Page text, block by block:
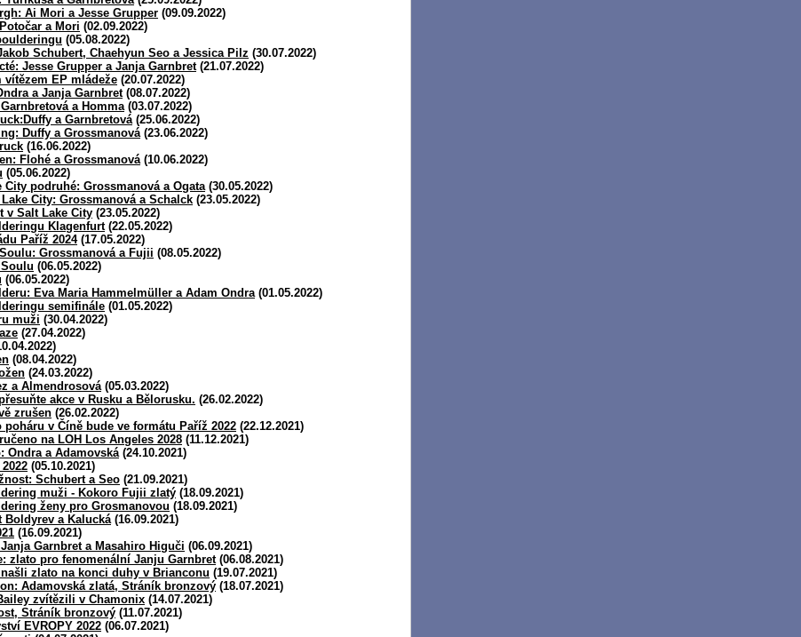
Ai Mori a Jesse Grupper (09.09.2022)
a Mori (02.09.2022)
(05.08.2022)
Schubert, Chaehyun Seo a Jessica Pilz (30.07.2022)
Jesse Grupper a Janja Garnbret(21.07.2022)
vítězem EP mládeže (20.07.2022)
a Janja Garnbret(08.07.2022)
a Homma(03.07.2022)
a Garnbretová(25.06.2022)
Duffy a Grossmanová(23.06.2022)
(16.06.2022)
Flohé a Grossmanová(10.06.2022)
(05.06.2022)
podruhé: Grossmanová a Ogata(30.05.2022)
City: Grossmanová a Schalck (23.05.2022)
v Salt Lake City (23.05.2022)
Klagenfurt(22.05.2022)
Paříž 2024(17.05.2022)
Grossmanová a Fujii (08.05.2022)
(06.05.2022)
(06.05.2022)
Eva Maria Hammelmüller a Adam Ondra(01.05.2022)
semifinále (01.05.2022)
muži (30.04.2022)
(27.04.2022)
(08.04.2022)
(24.03.2022)
a Almendrosová(05.03.2022)
akce v Rusku a Bělorusku. (26.02.2022)
zrušen (26.02.2022)
poháru v Číně bude ve formátu Paříž 2022 (22.12.2021)
na LOH Los Angeles 2028 (11.12.2021)
Ondra a Adamovská(24.10.2021)
(05.10.2021)
Schubert a Seo (21.09.2021)
muži - Kokoro Fujii zlatý (18.09.2021)
ženy pro Grosmanovou (18.09.2021)
Boldyrev a Kalucká(16.09.2021)
(16.09.2021)
Garnbret a Masahiro Higuči (06.09.2021)
zlato pro fenomenální Janju Garnbret(06.08.2021)
zlato na konci duhy v Brianconu (19.07.2021)
Adamovská zlatá, Stráník bronzový (18.07.2021)
zvítězili v Chamonix (14.07.2021)
Stráník bronzový (11.07.2021)
EVROPY 2022 (06.07.2021)